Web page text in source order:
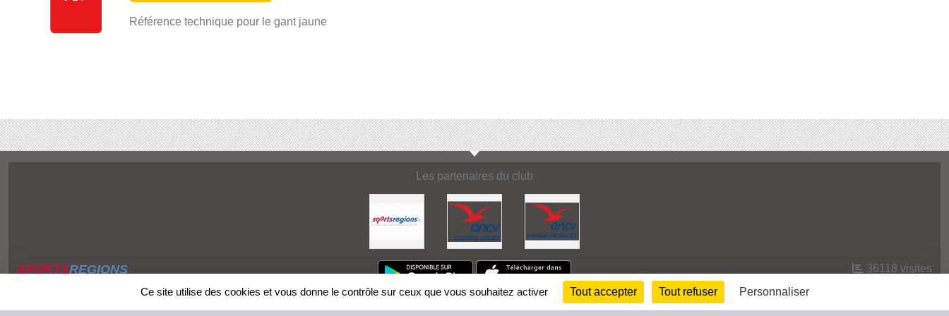
Référence technique pour le gant jaune
Les partenaires du club
SPORTSREGIONS 36118 visites
Ce site utilise des cookies et vous donne le contrôle sur ceux que vous souhaitez activer Tout accepter Tout refuser Personnaliser